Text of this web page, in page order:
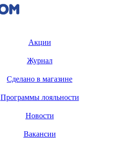
Акции
Журнал
Сделано в магазине
Программы лояльности
Новости
Вакансии